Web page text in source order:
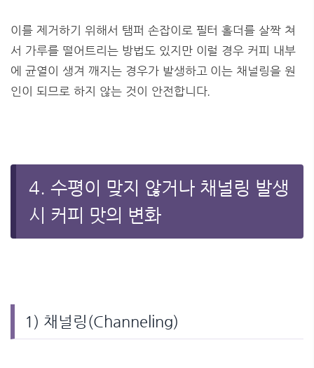
이를 제거하기 위해서 탬퍼 손잡이로 필터 홀더를 살짝 쳐
서 가루를 떨어트리는 방법도 있지만 이럴 경우 커피 내부
에 균열이 생겨 깨지는 경우가 발생하고 이는 채널링을 원
인이 되므로 하지 않는 것이 안전합니다.
4. 수평이 맞지 않거나 채널링 발생
시 커피 맛의 변화
1) 채널링(Channeling)